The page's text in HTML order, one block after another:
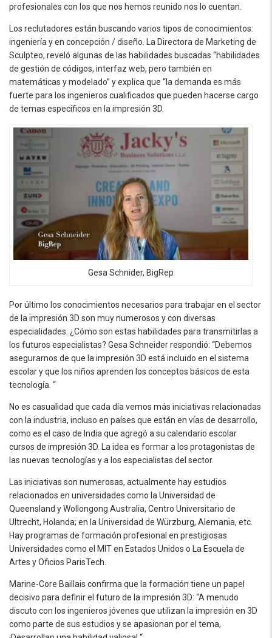
profesionales con los que nos hemos reunido nos lo cuentan.
Los reclutadores están buscando varios tipos de conocimientos:
ingeniería y en concepción / diseño. La Directora de Marketing de
Sculpteo, reveló algunas de las habilidades buscadas “habilidades
de gestión de códigos, interfaz web, pero también en
matemáticas y modelado” y explica que “la demanda es más
fuerte para los ingenieros cualificados que pueden hacerse cargo
de temas específicos en la impresión 3D.
Gesa Schnider, BigRep
Por último los conocimientos necesarios para trabajar en el sector
de la impresión 3D son muy numerosos y con diversas
especialidades. ¿Cómo son estas habilidades para transmitirlas a
los futuros especialistas? Gesa Schneider respondió: “Debemos
asegurarnos de que la impresión 3D está incluido en el sistema
escolar y que los niños aprenden los conceptos básicos de esta
tecnología. “
No es casualidad que cada día vemos más iniciativas relacionadas
con la industria, incluso en países que están en vías de desarrollo,
como es el caso de India que agregó a su calendario escolar
cursos de impresión 3D. La idea es formar a los protagonistas de
las nuevas tecnologías y a los especialistas del sector.
Las iniciativas son numerosas, actualmente hay estudios
relacionados en universidades como la Universidad de
Queensland y Wollongong Australia, Centro Universitario de
Ultrecht, Holanda; en la Universidad de Würzburg, Alemania, etc.
Hay programas de formación profesional en prestigiosas
Universidades como el MIT en Estados Unidos o La Escuela de
Artes y Oficios ParisTech.
Marine-Core Baillais confirma que la formación tiene un papel
decisivo para definir el futuro de la impresión 3D: “A menudo
discuto con los ingenieros jóvenes que utilizan la impresión en 3D
como parte de sus estudios y se apasionan por el tema,